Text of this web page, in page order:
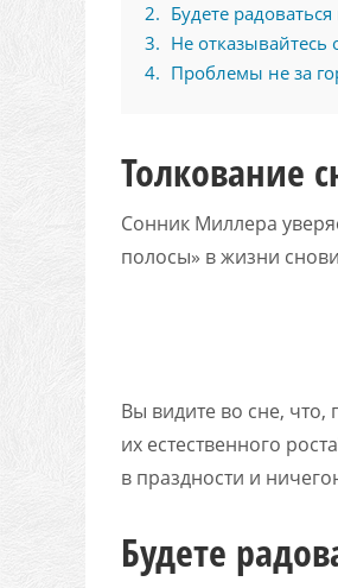
2
Будете
3
Не отказывайтесь
4
Проблемы не за
Толкование
Сонник Миллера
полосы» в жизни
Вы видите во сне,
их естественного
в праздности и
Будете